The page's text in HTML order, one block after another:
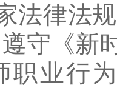
律法规
守《新
职业行